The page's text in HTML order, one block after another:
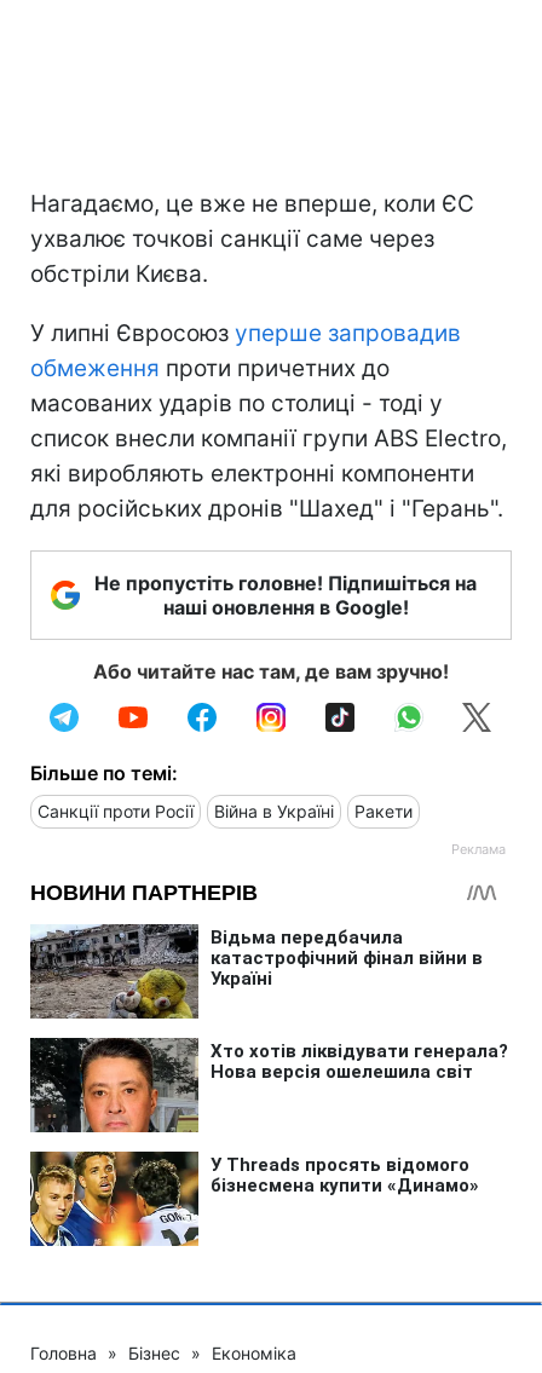
Нагадаємо, це вже не вперше, коли ЄС
ухвалює точкові санкції саме через
обстріли Києва.
У липні Євросоюз уперше запровадив
обмеження проти причетних до
масованих ударів по столиці - тоді у
список внесли компанії групи ABS Electro,
які виробляють електронні компоненти
для російських дронів "Шахед" і "Герань".
Не пропустіть головне! Підпишіться на
наші оновлення в Google!
Або читайте нас там, де вам зручно!
Більше по темі:
Санкції проти Росії Війна в Україні Ракети
Головна » Бізнес » Економіка